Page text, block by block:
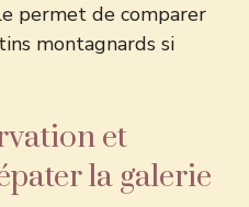
permet de comparer
montagnards si
et
la galerie